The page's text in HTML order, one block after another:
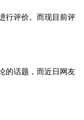
行评价。而现目前评
的话题，而近日网友